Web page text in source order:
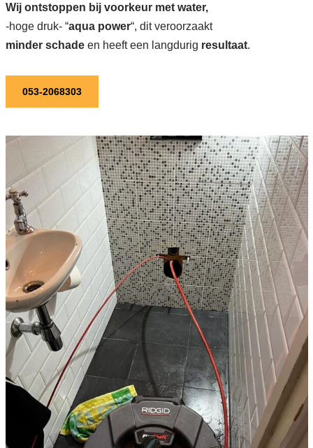
Wij ontstoppen bij voorkeur met water,
-hoge druk- “aqua power“, dit veroorzaakt
minder schadeen heeft een langdurig resultaat.
053-2068303